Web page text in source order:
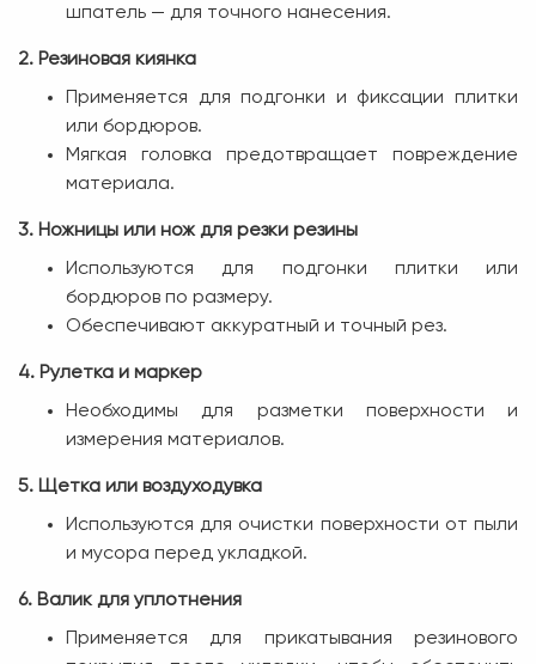
шпатель — для точного нанесения.
2. Резиновая киянка
Применяется для подгонки и фиксации плитки
или бордюров.
Мягкая головка предотвращает повреждение
материала.
3. Ножницы или нож для резки резины
Используются для подгонки плитки или
бордюров по размеру.
Обеспечивают аккуратный и точный рез.
4. Рулетка и маркер
Необходимы для разметки поверхности и
измерения материалов.
5. Щетка или воздуходувка
Используются для очистки поверхности от пыли
и мусора перед укладкой.
6. Валик для уплотнения
Применяется для прикатывания резинового